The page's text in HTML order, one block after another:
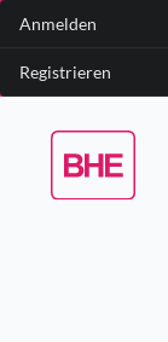
Anmelden
Registrieren